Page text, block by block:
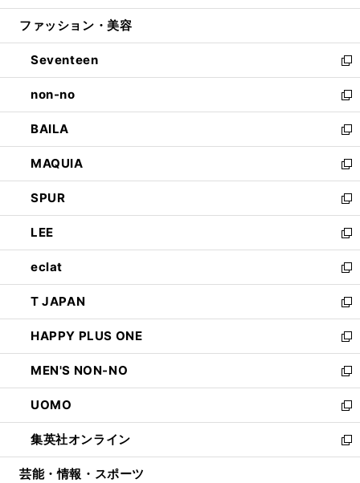
開
ウ
開
く
ン
ウ
で
開
く
ウ
ン
ド
ウ
で
開
く
ファッション・美容
Seventeen
新
し
い
ウ
ィ
ン
ド
ウ
で
開
く
non-no
新
し
い
ウ
ィ
ン
ド
ウ
で
開
く
BAILA
新
し
い
ウ
ィ
ン
ド
ウ
で
開
く
MAQUIA
新
し
い
ウ
ィ
ン
ド
ウ
で
開
く
SPUR
新
し
い
ウ
ィ
ン
ド
ウ
で
開
く
LEE
新
し
い
ウ
ィ
ン
ド
ウ
で
開
く
eclat
新
し
い
ウ
ィ
ン
ド
ウ
で
開
く
T JAPAN
新
し
い
ウ
ィ
ン
ド
ウ
で
開
HAPPY PLUS ONE
新
し
い
ウ
ィ
ン
ド
ウ
MEN'S NON-NO
新
し
い
ウ
ィ
ン
UOMO
新
し
い
ウ
集英社オンライン
新
し
芸能・情報・スポーツ